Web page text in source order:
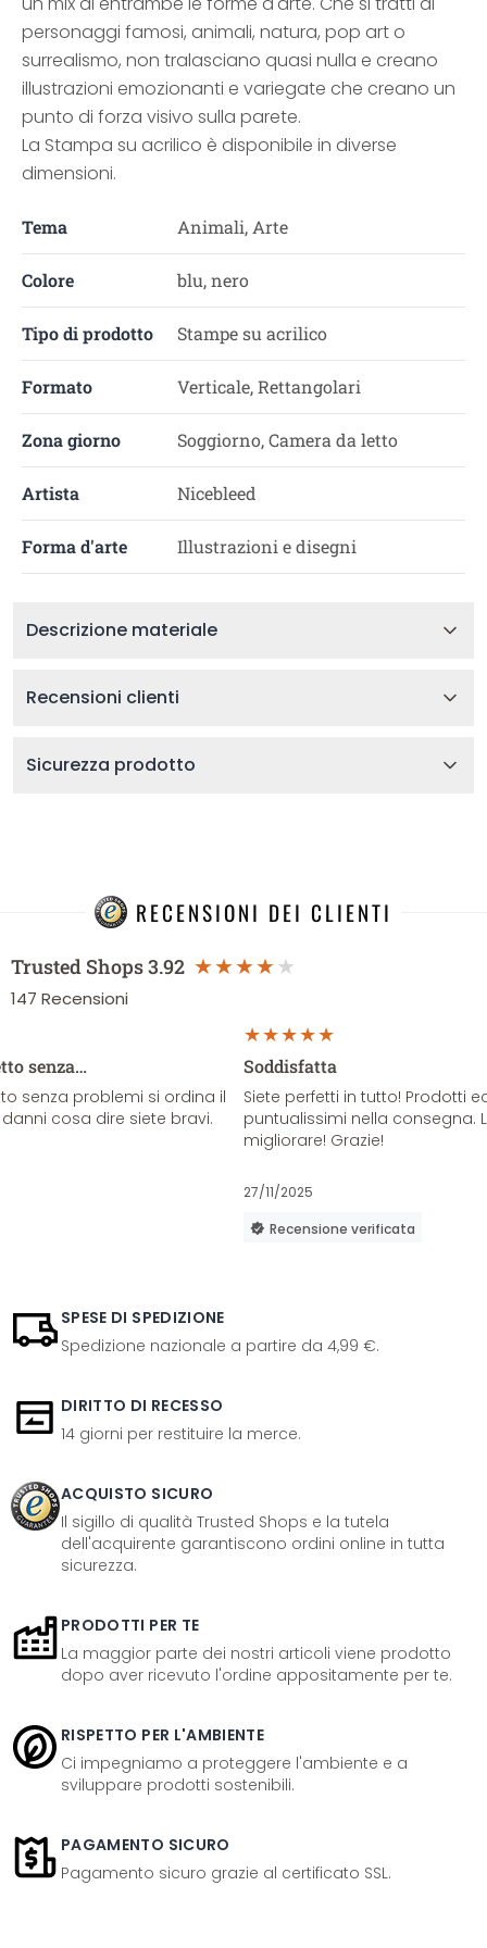
personaggi famosi, animali, natura, pop art o
surrealismo, non tralasciano quasi nulla e creano
illustrazioni emozionanti e variegate che creano un
punto di forza visivo sulla parete.
La Stampa su acrilico è disponibile in diverse
dimensioni.
Tema Animali, Arte
Colore blu, nero
Tipo di prodotto Stampe su acrilico
Formato Verticale, Rettangolari
Zona giorno Soggiorno, Camera da letto
Artista Nicebleed
Forma d'arte Illustrazioni e disegni
Descrizione materiale
Recensioni clienti
Sicurezza prodotto
RECENSIONI DEI CLIENTI
Trusted Shops3.92
147 Recensioni
senza…
senza problemi si ordina il
cosa dire siete bravi.
Soddisfatta
Siete perfetti in tutto! Prodotti
puntualissimi nella consegna.
migliorare! Grazie!
27/11/2025
Recensione verificata
SPESE DI SPEDIZIONE
Spedizione nazionale a partire da 4,99 €.
DIRITTO DI RECESSO
14 giorni per restituire la merce.
ACQUISTO SICURO
Il sigillo di qualità Trusted Shops e la tutela
dell'acquirente garantiscono ordini online in tutta
sicurezza.
PRODOTTI PER TE
La maggior parte dei nostri articoli viene prodotto
dopo aver ricevuto l'ordine appositamente per te.
RISPETTO PER L'AMBIENTE
Ci impegniamo a proteggere l'ambiente e a
sviluppare prodotti sostenibili.
PAGAMENTO SICURO
Pagamento sicuro grazie al certificato SSL.